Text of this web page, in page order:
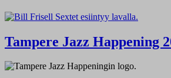
Tampere Jazz Happening